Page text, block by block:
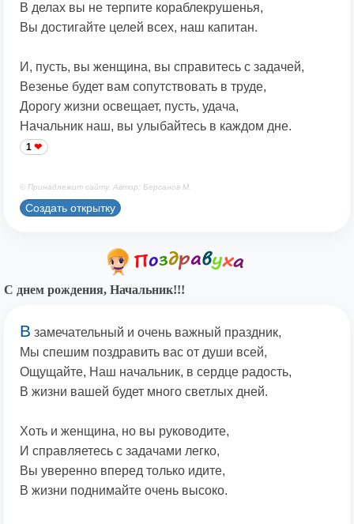
В делах вы не терпите кораблекрушенья,
Вы достигайте целей всех, наш капитан.
И, пусть, вы женщина, вы справитесь с задачей,
Везенье будет вам сопутствовать в труде,
Дорогу жизни освещает, пусть, удача,
Начальник наш, вы улыбайтесь в каждом дне.
1
© Принадлежит сайту. Автор: Берсанов М.
Создать открытку
С днем рождения, Начальник!!!
В замечательный и очень важный праздник,
Мы спешим поздравить вас от души всей,
Ощущайте, Наш начальник, в сердце радость,
В жизни вашей будет много светлых дней.
Хоть и женщина, но вы руководите,
И справляетесь с задачами легко,
Вы уверенно вперед только идите,
В жизни поднимайте очень высоко.